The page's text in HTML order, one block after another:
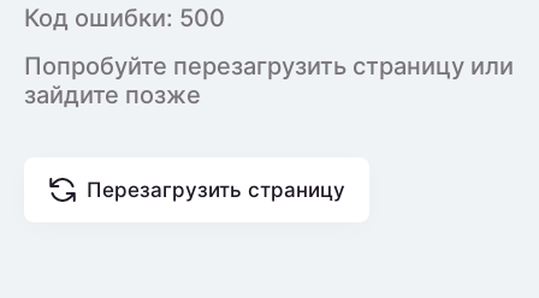
Код ошибки: 500
Попробуйте перезагрузить страницу или
зайдите позже
Перезагрузить страницу